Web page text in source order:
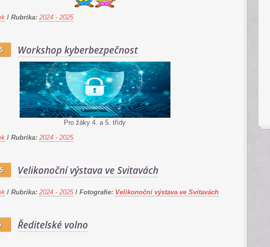
/ Rubrika: 2024 - 2025
Workshop kyberbezpečnost
Pro žáky 4. a 5. třídy
/ Rubrika: 2024 - 2025
Velikonoční výstava ve Svitavách
/ Rubrika: 2024 - 2025 / Fotografie: Velikonoční výstava ve Svitavách
Ředitelské volno